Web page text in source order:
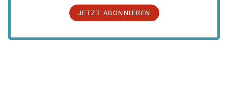
JETZT ABONNIEREN